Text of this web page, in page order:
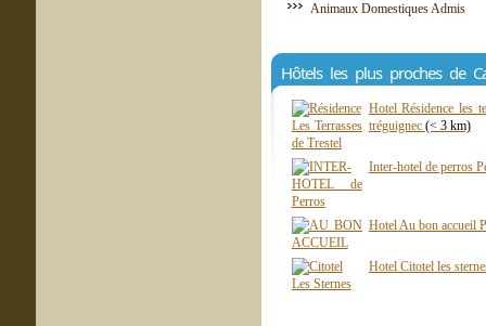
Animaux Domestiques Admis
Hôtels les plus proches de
Hotel Résidence les
tréguignec (< 3 km)
Inter-hotel de perros
Hotel Au bon accueil
Hotel Citotel les